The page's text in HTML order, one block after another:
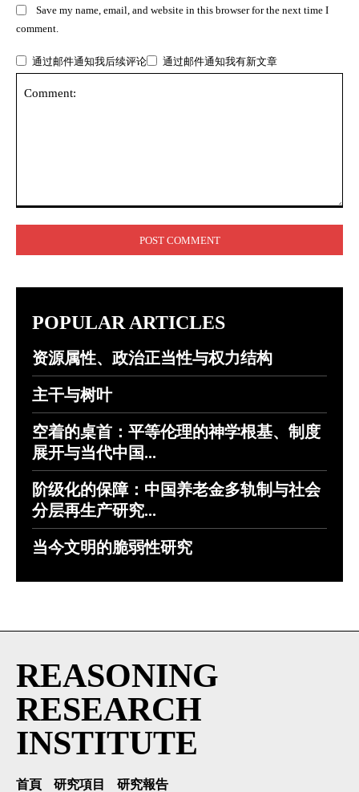
Save my name, email, and website in this browser for the next time I
comment.
通过邮件通知我后续评论 通过邮件通知我有新文章
POPULAR ARTICLES
资源属性、政治正当性与权力结构
主干与树叶
空着的桌首：平等伦理的神学根基、制度
展开与当代中国...
阶级化的保障：中国养老金多轨制与社会
分层再生产研究...
当今文明的脆弱性研究
REASONING
RESEARCH
INSTITUTE
首頁 研究項目 研究報告